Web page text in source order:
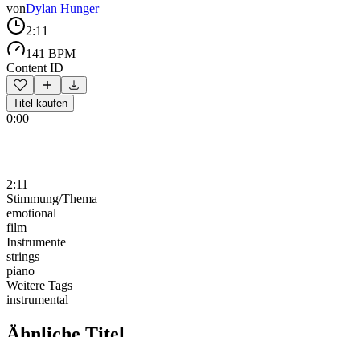
vonDylan Hunger
2:11
141 BPM
Content ID
Titel kaufen
0:00
2:11
Stimmung/Thema
emotional
film
Instrumente
strings
piano
Weitere Tags
instrumental